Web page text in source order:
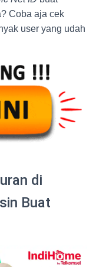
Coba aja cek
user yang udah
di
Buat